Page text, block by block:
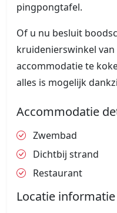
pingpongtafel.
Of u nu besluit
kruidenierswinkel
accommodatie te
alles is mogelijk
Accommodatie
Zwembad
Dichtbij strand
Restaurant
Locatie informatie